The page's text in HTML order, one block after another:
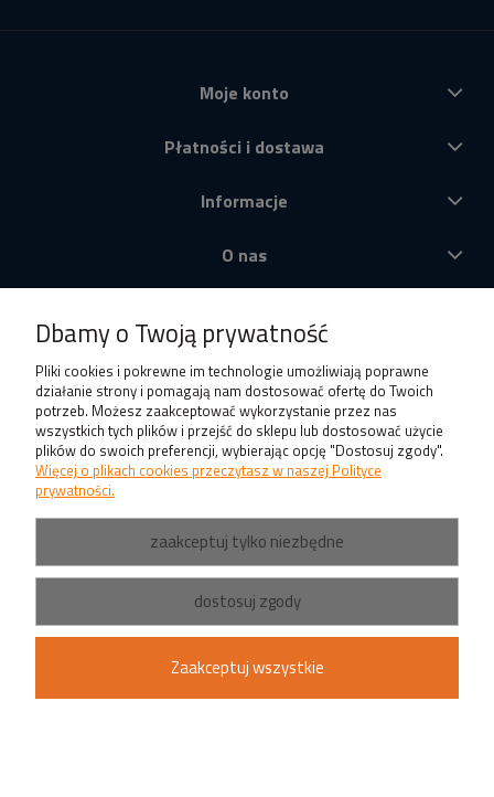
Moje konto
Płatności i dostawa
Informacje
O nas
Dbamy o Twoją prywatność
Pliki cookies i pokrewne im technologie umożliwiają poprawne
działanie strony i pomagają nam dostosować ofertę do Twoich
potrzeb. Możesz zaakceptować wykorzystanie przez nas
wszystkich tych plików i przejść do sklepu lub dostosować użycie
plików do swoich preferencji, wybierając opcję "Dostosuj zgody".
Więcej o plikach cookies przeczytasz w naszej Polityce
prywatności.
zaakceptuj tylko niezbędne
dostosuj zgody
Zaakceptuj wszystkie